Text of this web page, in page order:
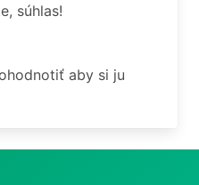
súhlas!
aby si ju